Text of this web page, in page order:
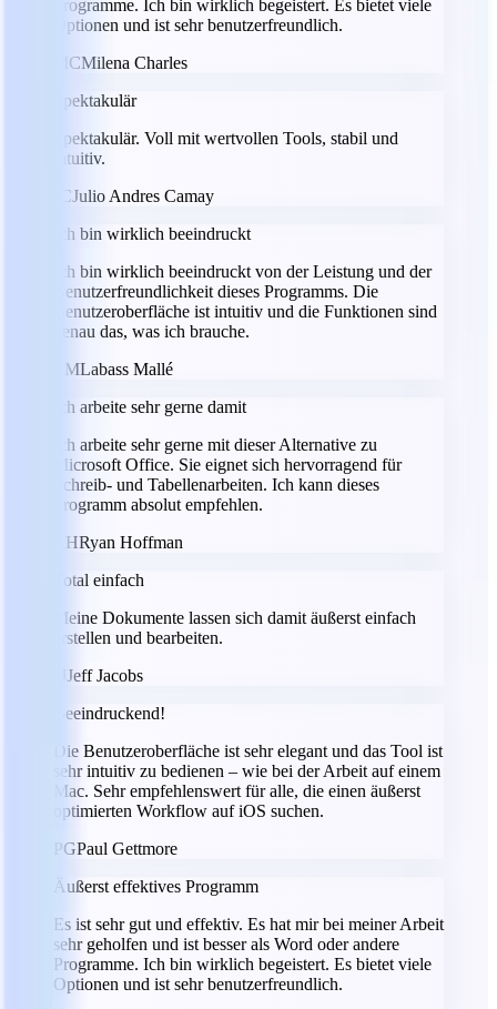
Programme. Ich bin wirklich begeistert. Es bietet viele
Optionen und ist sehr benutzerfreundlich.
MCMilena Charles
Spektakulär
Spektakulär. Voll mit wertvollen Tools, stabil und
intuitiv.
JCJulio Andres Camay
Ich bin wirklich beeindruckt
Ich bin wirklich beeindruckt von der Leistung und der
Benutzerfreundlichkeit dieses Programms. Die
Benutzeroberfläche ist intuitiv und die Funktionen sind
genau das, was ich brauche.
LMLabass Mallé
Ich arbeite sehr gerne damit
Ich arbeite sehr gerne mit dieser Alternative zu
Microsoft Office. Sie eignet sich hervorragend für
Schreib- und Tabellenarbeiten. Ich kann dieses
Programm absolut empfehlen.
RHRyan Hoffman
Total einfach
Meine Dokumente lassen sich damit äußerst einfach
erstellen und bearbeiten.
Jeff Jacobs
Beeindruckend!
Die Benutzeroberfläche ist sehr elegant und das Tool ist
sehr intuitiv zu bedienen – wie bei der Arbeit auf einem
Mac. Sehr empfehlenswert für alle, die einen äußerst
optimierten Workflow auf iOS suchen.
PGPaul Gettmore
Äußerst effektives Programm
Es ist sehr gut und effektiv. Es hat mir bei meiner Arbeit
sehr geholfen und ist besser als Word oder andere
Programme. Ich bin wirklich begeistert. Es bietet viele
Optionen und ist sehr benutzerfreundlich.